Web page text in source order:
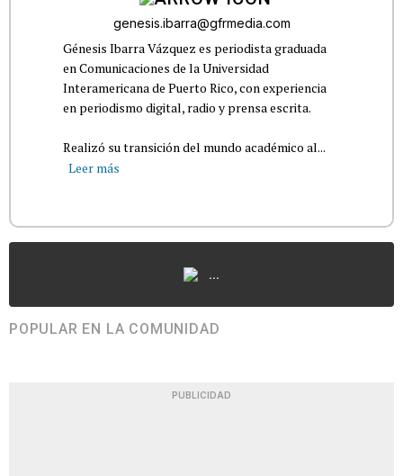
genesis.ibarra@gfrmedia.com
Génesis Ibarra Vázquez es periodista graduada
en Comunicaciones de la Universidad
Interamericana de Puerto Rico, con experiencia
en periodismo digital, radio y prensa escrita.
Realizó su transición del mundo académico al...
Leer más
...
POPULAR EN LA COMUNIDAD
PUBLICIDAD